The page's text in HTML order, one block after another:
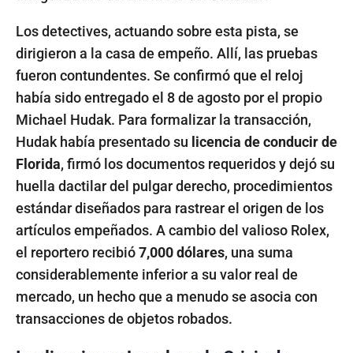
Los detectives, actuando sobre esta pista, se
dirigieron a la casa de empeño. Allí, las pruebas
fueron contundentes. Se confirmó que el reloj
había sido entregado el 8 de agosto por el propio
Michael Hudak. Para formalizar la transacción,
Hudak había presentado su licencia de conducir de
Florida, firmó los documentos requeridos y dejó su
huella dactilar del pulgar derecho, procedimientos
estándar diseñados para rastrear el origen de los
artículos empeñados. A cambio del valioso Rolex,
el reportero recibió7,000 dólares, una suma
considerablemente inferior a su valor real de
mercado, un hecho que a menudo se asocia con
transacciones de objetos robados.